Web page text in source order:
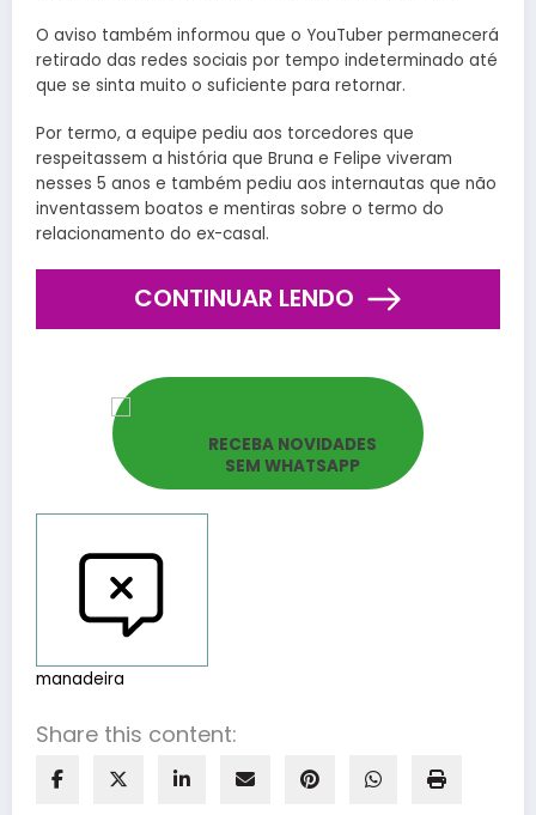
O aviso também informou que o YouTuber permanecerá
retirado das redes sociais por tempo indeterminado até
que se sinta muito o suficiente para retornar.
Por termo, a equipe pediu aos torcedores que
respeitassem a história que Bruna e Felipe viveram
nesses 5 anos e também pediu aos internautas que não
inventassem boatos e mentiras sobre o termo do
relacionamento do ex-casal.
CONTINUAR LENDO
RECEBA NOVIDADES
SEM WHATSAPP
manadeira
Share this content: